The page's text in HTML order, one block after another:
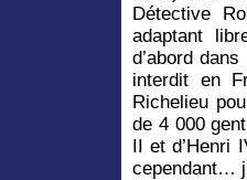
Détective
adaptant
d’abord
interdit en
Richelieu
de 4 000
II et d’Henri
cependant…